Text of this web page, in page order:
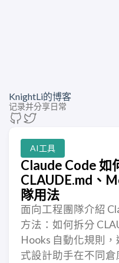
KnightLi的博客
记录并分享日常
AI工具
Claude Code 如
CLAUDE.md、
隊用法
面向工程團隊介紹
方法：如何拆分
Hooks 自動化規則
式設計助手在不同倉